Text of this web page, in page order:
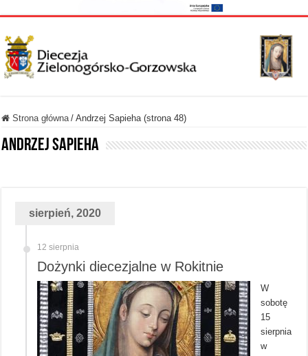
Strona główna / Andrzej Sapieha (strona 48)
Andrzej Sapieha
sierpień, 2020
12 sierpnia
Dożynki diecezjalne w Rokitnie
W
sobotę
15
sierpnia
w